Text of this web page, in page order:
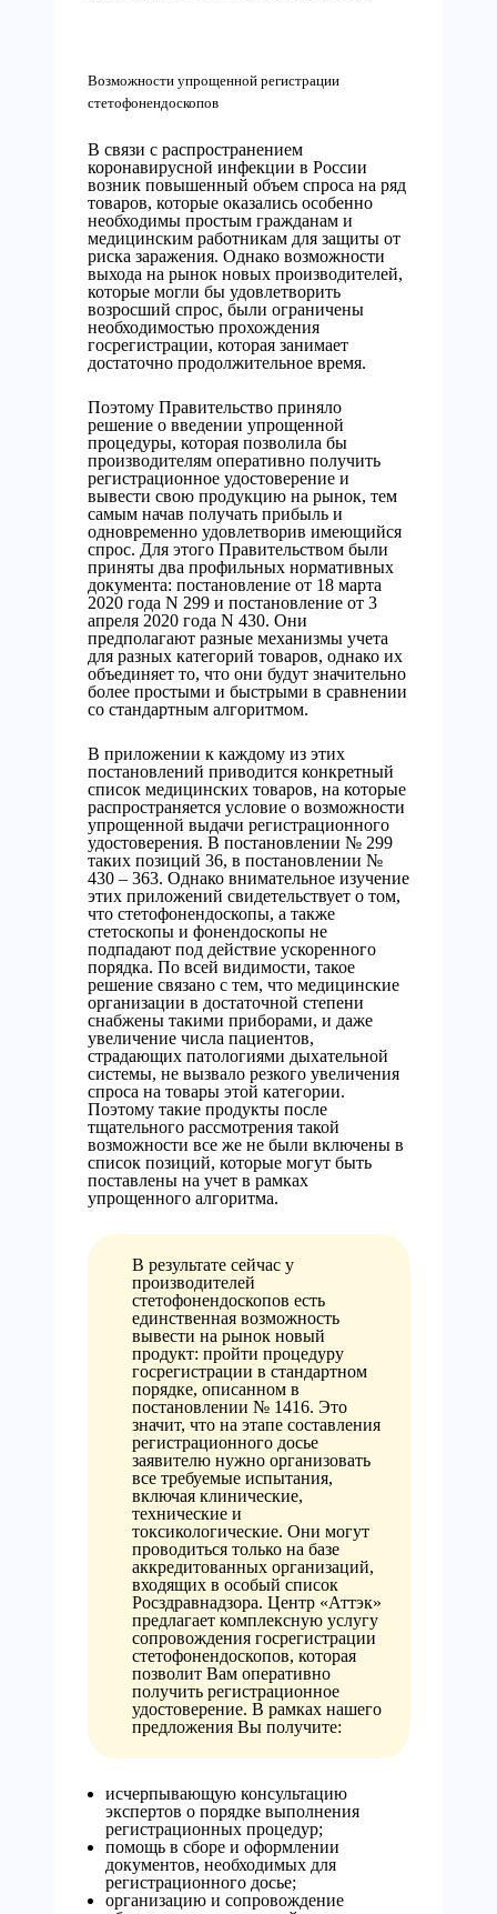
Возможности упрощенной регистрации
стетофонендоскопов
В связи с распространением
коронавирусной инфекции в России
возник повышенный объем спроса на ряд
товаров, которые оказались особенно
необходимы простым гражданам и
медицинским работникам для защиты от
риска заражения. Однако возможности
выхода на рынок новых производителей,
которые могли бы удовлетворить
возросший спрос, были ограничены
необходимостью прохождения
госрегистрации, которая занимает
достаточно продолжительное время.
Поэтому Правительство приняло
решение о введении упрощенной
процедуры, которая позволила бы
производителям оперативно получить
регистрационное удостоверение и
вывести свою продукцию на рынок, тем
самым начав получать прибыль и
одновременно удовлетворив имеющийся
спрос. Для этого Правительством были
приняты два профильных нормативных
документа: постановление от 18 марта
2020 года N 299 и постановление от 3
апреля 2020 года N 430. Они
предполагают разные механизмы учета
для разных категорий товаров, однако их
объединяет то, что они будут значительно
более простыми и быстрыми в сравнении
со стандартным алгоритмом.
В приложении к каждому из этих
постановлений приводится конкретный
список медицинских товаров, на которые
распространяется условие о возможности
упрощенной выдачи регистрационного
удостоверения. В постановлении № 299
таких позиций 36, в постановлении №
430 – 363. Однако внимательное изучение
этих приложений свидетельствует о том,
что стетофонендоскопы, а также
стетоскопы и фонендоскопы не
подпадают под действие ускоренного
порядка. По всей видимости, такое
решение связано с тем, что медицинские
организации в достаточной степени
снабжены такими приборами, и даже
увеличение числа пациентов,
страдающих патологиями дыхательной
системы, не вызвало резкого увеличения
спроса на товары этой категории.
Поэтому такие продукты после
тщательного рассмотрения такой
возможности все же не были включены в
список позиций, которые могут быть
поставлены на учет в рамках
упрощенного алгоритма.
В результате сейчас у
производителей
стетофонендоскопов есть
единственная возможность
вывести на рынок новый
продукт: пройти процедуру
госрегистрации в стандартном
порядке, описанном в
постановлении № 1416. Это
значит, что на этапе составления
регистрационного досье
заявителю нужно организовать
все требуемые испытания,
включая клинические,
технические и
токсикологические. Они могут
проводиться только на базе
аккредитованных организаций,
входящих в особый список
Росздравнадзора. Центр «Аттэк»
предлагает комплексную услугу
сопровождения госрегистрации
стетофонендоскопов, которая
позволит Вам оперативно
получить регистрационное
удостоверение. В рамках нашего
предложения Вы получите:
исчерпывающую консультацию
экспертов о порядке выполнения
регистрационных процедур;
помощь в сборе и оформлении
документов, необходимых для
регистрационного досье;
организацию и сопровождение